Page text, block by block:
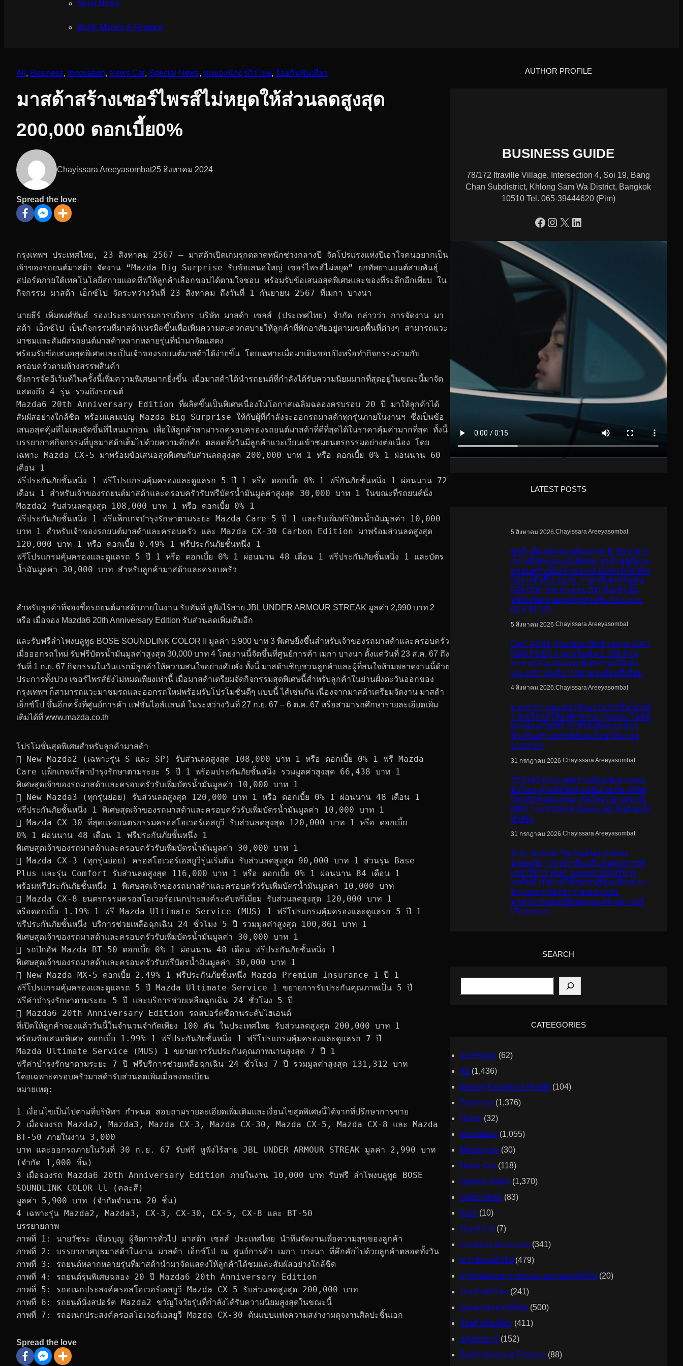
Sport News
ฺBanK Money & Finance
All , Business, Innovation, News Car, Special News, มุมมองนักธุรกิจไทย, ร้อยกินพันเที่ยว
มาสด้าสร้างเซอร์ไพรส์ไม่หยุดให้ส่วนลดสูงสุด
200,000 ดอกเบี้ย0%
Chayissara Areeyasombat25 สิงหาคม 2024
Spread the love
กรุงเทพฯ ประเทศไทย, 23 สิงหาคม 2567 – มาสด้าเปิดเกมรุกตลาดหนักช่วงกลางปี จัดโปรแรงแห่งปีเอาใจคนอยากเป็น
เจ้าของรถยนต์มาสด้า จัดงาน “Mazda Big Surprise รับข้อเสนอใหญ่ เซอร์ไพรส์ไม่หยุด” ยกทัพยานยนต์สายพันธุ์
สปอร์ตภายใต้เทคโนโลยีสกายแอคทีฟให้ลูกค้าเลือกชอปได้ตามใจชอบ พร้อมรับข้อเสนอสุดพิเศษและของที่ระลึกอีกเพียบ ใน
กิจกรรม มาสด้า เอ็กซ์โป จัดระหว่างวันที่ 23 สิงหาคม ถึงวันที่ 1 กันยายน 2567 ที่เมกา บางนา
นายธีร์ เพิ่มพงศ์พันธ์ รองประธานกรรมการบริหาร บริษัท มาสด้า เซลส์ (ประเทศไทย) จำกัด กล่าวว่า การจัดงาน มา
สด้า เอ็กซ์โป เป็นกิจกรรมที่มาสด้าเนรมิตขึ้นเพื่อเพิ่มความสะดวกสบายให้ลูกค้าที่พักอาศัยอยู่ตามเขตพื้นที่ต่างๆ สามารถแวะ
มาชมและสัมผัสรถยนต์มาสด้าหลากหลายรุ่นที่นำมาจัดแสดง
พร้อมรับข้อเสนอสุดพิเศษและเป็นเจ้าของรถยนต์มาสด้าได้ง่ายขึ้น โดยเฉพาะเมื่อมาเดินชอปปิงหรือทำกิจกรรมร่วมกับ
ครอบครัวตามห้างสรรพสินค้า
ซึ่งการจัดอีเว้นท์ในครั้งนี้เพิ่มความพิเศษมากยิ่งขึ้น เมื่อมาสด้าได้นำรถยนต์ที่กำลังได้รับความนิยมมากที่สุดอยู่ในขณะนี้มาจัด
แสดงถึง 4 รุ่น รวมถึงรถยนต์
Mazda6 20th Anniversary Edition ที่ผลิตขึ้นเป็นพิเศษเนื่องในโอกาสเฉลิมฉลองครบรอบ 20 ปี มาให้ลูกค้าได้
สัมผัสอย่างใกล้ชิด พร้อมแคมเปญ Mazda Big Surprise ให้กับผู้ที่กำลังจะออกรถมาสด้าทุกรุ่นภายในงานฯ ซึ่งเป็นข้อ
เสนอสุดคุ้มที่ไม่เคยจัดขึ้นที่ไหนมาก่อน เพื่อให้ลูกค้าสามารถครอบครองรถยนต์มาสด้าที่ดีที่สุดได้ในราคาคุ้มค่ามากที่สุด ทั้งนี้
บรรยากาศกิจกรรมที่บูธมาสด้าเต็มไปด้วยความคึกคัก ตลอดทั้งวันมีลูกค้าแวะเวียนเข้าชมยนตรกรรมอย่างต่อเนื่อง โดย
เฉพาะ Mazda CX-5 มาพร้อมข้อเสนอสุดพิเศษกับส่วนลดสูงสุด 200,000 บาท 1 หรือ ดอกเบี้ย 0% 1 ผ่อนนาน 60
เดือน 1
ฟรีประกันภัยชั้นหนึ่ง 1 ฟรีโปรแกรมคุ้มครองและดูแลรถ 5 ปี 1 หรือ ดอกเบี้ย 0% 1 ฟรีกันภัยชั้นหนึ่ง 1 ผ่อนนาน 72
เดือน 1 สำหรับเจ้าของรถยนต์มาสด้าและครอบครัวรับฟรีบัตรน้ำมันมูลค่าสูงสุด 30,000 บาท 1 ในขณะที่รถยนต์นั่ง
Mazda2 รับส่วนลดสูงสุด 108,000 บาท 1 หรือ ดอกเบี้ย 0% 1
ฟรีประกันภัยชั้นหนึ่ง 1 ฟรีแพ็กเกจบำรุงรักษาตามระยะ Mazda Care 5 ปี 1 และรับเพิ่มฟรีบัตรน้ำมันมูลค่า 10,000
บาท 1 สำหรับเจ้าของรถยนต์มาสด้าและครอบครัว และ Mazda CX-30 Carbon Edition มาพร้อมส่วนลดสูงสุด
120,000 บาท 1 หรือ ดอกเบี้ย 0.49% 1 ฟรีประกันภัยชั้นหนึ่ง 1
ฟรีโปรแกรมคุ้มครองและดูแลรถ 5 ปี 1 หรือ ดอกเบี้ย 0% 1 ผ่อนนาน 48 เดือน 1 ฟรีประกันภัยชั้นหนึ่ง 1 และบัตร
น้ำมันมูลค่า 30,000 บาท สำหรับลูกค้ามาสด้าและครอบครัว
สำหรับลูกค้าที่จองซื้อรถยนต์มาสด้าภายในงาน รับทันที หูฟังไร้สาย JBL UNDER ARMOUR STREAK มูลค่า 2,990 บาท 2
หรือ เมื่อจอง Mazda6 20th Anniversary Edition รับส่วนลดเพิ่มเติมอีก
และรับฟรีลำโพงบลูทูธ BOSE SOUNDLINK COLOR II มูลค่า 5,900 บาท 3 พิเศษยิ่งขึ้นสำหรับเจ้าของรถมาสด้าและครอบครัว
เมื่อออกรถใหม่ รับฟรีบัตรน้ำมันมูลค่าสูงสุด 30,000 บาท 4 โดยงานนี้จัดขึ้นที่ศูนย์การค้า เมกา บางนา ตั้งแต่วันที่ 23 ส.ค. 67 ถึง
วันที่ 1 ก.ย. 67 กิจกรรมในวันแรกมีลูกค้าให้ความสนใจอย่างคับคั่ง ทั้งนี้ มาสด้าเชิญชวนลูกค้าและผู้ที่สนใจห้ามพลาดงานนี้ด้วย
ประการทั้งปวง เซอร์ไพรส์ยังไม่หมดเพียงเท่านี้ เมื่อมาสด้าเตรียมจัดกิจกรรมสุดพิเศษนี้สำหรับลูกค้าในย่านฝั่งตะวันออกของ
กรุงเทพฯ ก็สามารถแวะมาชมรถและออกรถใหม่พร้อมรับโปรโมชั่นดีๆ แบบนี้ ได้เช่นกัน เนื่องจากมาสด้าเตรียมจัดงาน มาสด้า
เอ็กซ์โป ขึ้นอีกครั้งที่ศูนย์การค้า แฟชั่นไอส์แลนด์ ในระหว่างวันที่ 27 ก.ย. 67 – 6 ต.ค. 67 หรือสามารถศึกษารายละเอียดเพิ่ม
เติมได้ที่ www.mazda.co.th
โปรโมชั่นสุดพิเศษสำหรับลูกค้ามาสด้า
 New Mazda2 (เฉพาะรุ่น S และ SP) รับส่วนลดสูงสุด 108,000 บาท 1 หรือ ดอกเบี้ย 0% 1 ฟรี Mazda
Care แพ็กเกจฟรีค่าบำรุงรักษาตามระยะ 5 ปี 1 พร้อมประกันภัยชั้นหนึ่ง รวมมูลค่าสูงสุด 66,438 บาท 1
พิเศษสุดเจ้าของรถมาสด้าและครอบครัวรับเพิ่มบัตรน้ำมันมูลค่า 10,000 บาท 1
 New Mazda3 (ทุกรุ่นย่อย) รับส่วนลดสูงสุด 120,000 บาท 1 หรือ ดอกเบี้ย 0% 1 ผ่อนนาน 48 เดือน 1
ฟรีประกันภัยชั้นหนึ่ง 1 พิเศษสุดเจ้าของรถมาสด้าและครอบครัวรับเพิ่มบัตรน้ำมันมูลค่า 10,000 บาท 1
 Mazda CX-30 ที่สุดแห่งยนตรกรรมครอสโอเวอร์เอสยูวี รับส่วนลดสูงสุด 120,000 บาท 1 หรือ ดอกเบี้ย
0% 1 ผ่อนนาน 48 เดือน 1 ฟรีประกันภัยชั้นหนึ่ง 1
พิเศษสุดเจ้าของรถมาสด้าและครอบครัวรับเพิ่มบัตรน้ำมันมูลค่า 30,000 บาท 1
 Mazda CX-3 (ทุกรุ่นย่อย) ครอสโอเวอร์เอสยูวีรุ่นเริ่มต้น รับส่วนลดสูงสุด 90,000 บาท 1 ส่วนรุ่น Base
Plus และรุ่น Comfort รับส่วนลดสูงสุด 116,000 บาท 1 หรือ ดอกเบี้ย 0% 1 ผ่อนนาน 84 เดือน 1
พร้อมฟรีประกันภัยชั้นหนึ่ง 1 พิเศษสุดเจ้าของรถมาสด้าและครอบครัวรับเพิ่มบัตรน้ำมันมูลค่า 10,000 บาท
 Mazda CX-8 ยนตรกรรมครอสโอเวอร์อเนกประสงค์ระดับพรีเมี่ยม รับส่วนลดสูงสุด 120,000 บาท 1
หรือดอกเบี้ย 1.19% 1 ฟรี Mazda Ultimate Service (MUS) 1 ฟรีโปรแกรมคุ้มครองและดูแลรถ 5 ปี 1
ฟรีประกันภัยชั้นหนึ่ง บริการช่วยเหลือฉุกเฉิน 24 ชั่วโมง 5 ปี รวมมูลค่าสูงสุด 100,861 บาท 1
พิเศษสุดเจ้าของรถมาสด้าและครอบครัวรับเพิ่มบัตรน้ำมันมูลค่า 30,000 บาท 1
 รถปิกอัพ Mazda BT-50 ดอกเบี้ย 0% 1 ผ่อนนาน 48 เดือน ฟรีประกันภัยชั้นหนึ่ง 1
พิเศษสุดเจ้าของรถมาสด้าและครอบครัวรับฟรีบัตรน้ำมันมูลค่า 30,000 บาท 1
 New Mazda MX-5 ดอกเบี้ย 2.49% 1 ฟรีประกันภัยชั้นหนึ่ง Mazda Premium Insurance 1 ปี 1
ฟรีโปรแกรมคุ้มครองและดูแลรถ 5 ปี Mazda Ultimate Service 1 ขยายการรับประกันคุณภาพเป็น 5 ปี
ฟรีค่าบำรุงรักษาตามระยะ 5 ปี และบริการช่วยเหลือฉุกเฉิน 24 ชั่วโมง 5 ปี
 Mazda6 20th Anniversary Edition รถสปอร์ตซีดานระดับไฮเอนด์
ที่เปิดให้ลูกค้าจองแล้ววันนี้ในจำนวนจำกัดเพียง 100 คัน ในประเทศไทย รับส่วนลดสูงสุด 200,000 บาท 1
พร้อมข้อเสนอพิเศษ ดอกเบี้ย 1.99% 1 ฟรีประกันภัยชั้นหนึ่ง 1 ฟรีโปรแกรมคุ้มครองและดูแลรถ 7 ปี
Mazda Ultimate Service (MUS) 1 ขยายการรับประกันคุณภาพนานสูงสุด 7 ปี 1
ฟรีค่าบำรุงรักษาตามระยะ 7 ปี ฟรีบริการช่วยเหลือฉุกเฉิน 24 ชั่วโมง 7 ปี รวมมูลค่าสูงสุด 131,312 บาท
โดยเฉพาะครอบครัวมาสด้ารับส่วนลดเพิ่มเมื่อลงทะเบียน
หมายเหตุ:
1 เงื่อนไขเป็นไปตามที่บริษัทฯ กำหนด สอบถามรายละเอียดเพิ่มเติมและเงื่อนไขสุดพิเศษนี้ได้จากที่ปรึกษาการขาย
2 เมื่อจองรถ Mazda2, Mazda3, Mazda CX-3, Mazda CX-30, Mazda CX-5, Mazda CX-8 และ Mazda
BT-50 ภายในงาน 3,000
บาท และออกรถภายในวันที่ 30 ก.ย. 67 รับฟรี หูฟังไร้สาย JBL UNDER ARMOUR STREAK มูลค่า 2,990 บาท
(จำกัด 1,000 ชิ้น)
3 เมื่อจองรถ Mazda6 20th Anniversary Edition ภายในงาน 10,000 บาท รับฟรี ลำโพงบลูทูธ BOSE
SOUNDLINK COLOR ll (คละสี)
มูลค่า 5,900 บาท (จำกัดจำนวน 20 ชิ้น)
4 เฉพาะรุ่น Mazda2, Mazda3, CX-3, CX-30, CX-5, CX-8 และ BT-50
บรรยายภาพ
ภาพที่ 1: นายวัชระ เจียรบุญ ผู้จัดการทั่วไป มาสด้า เซลส์ ประเทศไทย นำทีมจัดงานเพื่อความสุขของลูกค้า
ภาพที่ 2: บรรยากาศบูธมาสด้าในงาน มาสด้า เอ็กซ์โป ณ ศูนย์การค้า เมกา บางนา ที่คึกคักไปด้วยลูกค้าตลอดทั้งวัน
ภาพที่ 3: รถยนต์หลากหลายรุ่นที่มาสด้านำมาจัดแสดงให้ลูกค้าได้ชมและสัมผัสอย่างใกล้ชิด
ภาพที่ 4: รถยนต์รุ่นพิเศษฉลอง 20 ปี Mazda6 20th Anniversary Edition
ภาพที่ 5: รถอเนกประสงค์ครอสโอเวอร์เอสยูวี Mazda CX-5 รับส่วนลดสูงสุด 200,000 บาท
ภาพที่ 6: รถยนต์นั่งสปอร์ต Mazda2 ขวัญใจวัยรุ่นที่กำลังได้รับความนิยมสูงสุดในขณะนี้
ภาพที่ 7: รถอเนกประสงค์ครอสโอเวอร์เอสยูวี Mazda CX-30 ต้นแบบแห่งความสง่างามดุจงานศิลปะชิ้นเอก
Spread the love
AUTHOR PROFILE
BUSINESS GUIDE
78/172 Itraville Village, Intersection 4, Soi 19, Bang
Chan Subdistrict, Khlong Sam Wa District, Bangkok
10510 Tel. 065-39444620 (Pim)
https://www.facebook.com/profile.php?id=100090086432719 Instagram X LinkedIn
LATEST POSTS
5 สิงหาคม 2026.Chayissara Areeyasombat
ซูซูกิ เดินหน้ากระตุ้นตลาด B-SUV ช่วง
กลางปีจัดแคมเปญพิเศษ ลูกค้าซูซูกิและ
ครอบครัวเป็นเจ้าของ SUZUKI FRONX
ได้ง่ายยิ่งขึ้น รุ่น GL ราคาพิเศษเริ่มต้น
599,000 บาท จำนวน 200 คันเท่านั้น
พร้อมข้อเสนอสุดคุ้มสำหรับ GLX และ
GLX PLUS
5 สิงหาคม 2026.Chayissara Areeyasombat
GAC AION Thailand เปิดจำหน่าย GAC
GN8 PHEV ราคาเริ่มต้น 2.199 ล้าน
บาท พร้อมแคมเปญพิเศษช่วงเปิดตัว
และบริการหลังการขายระดับพรีเมียม
4 สิงหาคม 2026 .Chayissara Areeyasombat
บางจากฯ และสมาชิกบางจากกรีนไมลส์
ร่วมบริจาคให้องค์กรสาธารณประโยชน์
ต่อเนื่องเป็นปีที่ 20 ที่ได้เดินทางเคียง
ข้างกันสร้างสรรค์สังคมไทยให้น่าอยู่
บางจากฯ
31 กรกฎาคม 2026.Chayissara Areeyasombat
TECNO ประกาศทรานส์ฟอร์มจากเกม
มิ่งโฟน สู่ไลฟ์สไตล์แฟชั่นไอเท็ม เสิร์ฟ
ใหญ่ปักหมุดแลนมาร์คใหม่กลางสถานี
MRT วาง POVA 8 Series จุดเริ่มต้นครั้ง
สำคัญ
31 กรกฎาคม 2026.Chayissara Areeyasombat
คปภ. ต่อยอด “ชุมชนต้นแบบถนน
ปลอดภัย” จากปราจีนบุรี..สู่นครสวรรค์
เลขาธิการ คปภ. มอบหมายผู้บริหาร
ลงพื้นที่ เปิดเวทีให้ชุมชนชี้จุดเสี่ยงจาก
ประสบการณ์จริง ร่วมออกแบบ
มาตรการลดอุบัติเหตุและสร้างความรู้
เรื่อง พ.ร.บ.
SEARCH
S
CATEEGORIES
accessory (62)
All
(1,436)
Beauty Fashion & Health (104)
Business (1,376)
Home (32)
Innovation (1,055)
Motorcycle (30)
News Car (118)
Special News (1,370)
Sport News (83)
truck (10)
Used Car (7)
กระทรวง ทบวง กรม (341)
ข่าวสังคมทั่วไป (479)
ธุรกิจขนส่งอากาศทะเล และขนส่งทั่วไป (20)
ประกันทั่วไทย (241)
มุมมองนักธุรกิจไทย (500)
ร้อยกินพันเที่ยว (411)
อสังหาน่ารู้ (152)
ฺBanK Money & Finance (88)